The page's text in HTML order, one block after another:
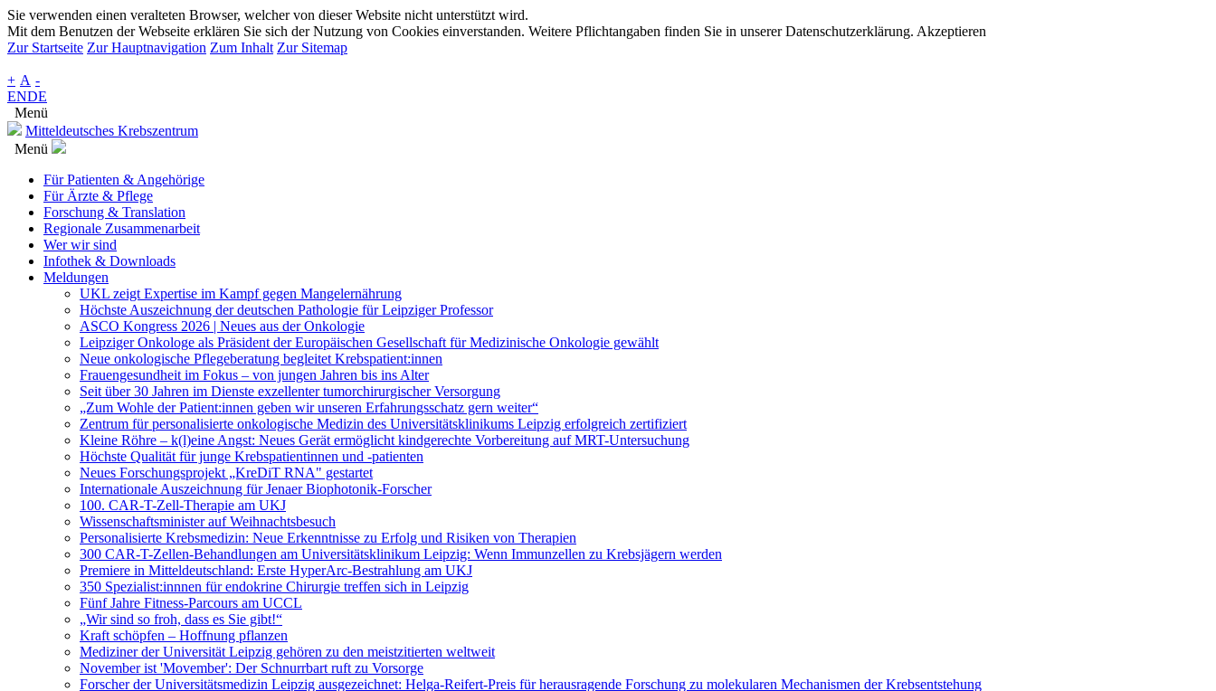
Sie verwenden einen veralteten Browser, welcher von dieser Website nicht unterstützt wird.
Mit dem Benutzen der Webseite erklären Sie sich der Nutzung von Cookies einverstanden. Weitere Pflichtangaben finden Sie in unserer Datenschutzerklärung. Akzeptieren
Zur Startseite Zur Hauptnavigation Zum Inhalt Zur Sitemap
+ A -
ENDE
Menü
Mitteldeutsches Krebszentrum
Menü
Für Patienten & Angehörige
Für Ärzte & Pflege
Forschung & Translation
Regionale Zusammenarbeit
Wer wir sind
Infothek & Downloads
Meldungen
UKL zeigt Expertise im Kampf gegen Mangelernährung
Höchste Auszeichnung der deutschen Pathologie für Leipziger Professor
ASCO Kongress 2026 | Neues aus der Onkologie
Leipziger Onkologe als Präsident der Europäischen Gesellschaft für Medizinische Onkologie gewählt
Neue onkologische Pflegeberatung begleitet Krebspatient:innen
Frauengesundheit im Fokus – von jungen Jahren bis ins Alter
Seit über 30 Jahren im Dienste exzellenter tumorchirurgischer Versorgung
„Zum Wohle der Patient:innen geben wir unseren Erfahrungsschatz gern weiter“
Zentrum für personalisierte onkologische Medizin des Universitätsklinikums Leipzig erfolgreich zertifiziert
Kleine Röhre – k(l)eine Angst: Neues Gerät ermöglicht kindgerechte Vorbereitung auf MRT-Untersuchung
Höchste Qualität für junge Krebspatientinnen und -patienten
Neues Forschungsprojekt „KreDiT RNA" gestartet
Internationale Auszeichnung für Jenaer Biophotonik-Forscher
100. CAR-T-Zell-Therapie am UKJ
Wissenschaftsminister auf Weihnachtsbesuch
Personalisierte Krebsmedizin: Neue Erkenntnisse zu Erfolg und Risiken von Therapien
300 CAR-T-Zellen-Behandlungen am Universitätsklinikum Leipzig: Wenn Immunzellen zu Krebsjägern werden
Premiere in Mitteldeutschland: Erste HyperArc-Bestrahlung am UKJ
350 Spezialist:innnen für endokrine Chirurgie treffen sich in Leipzig
Fünf Jahre Fitness-Parcours am UCCL
„Wir sind so froh, dass es Sie gibt!“
Kraft schöpfen – Hoffnung pflanzen
Mediziner der Universität Leipzig gehören zu den meistzitierten weltweit
November ist 'Movember': Der Schnurrbart ruft zu Vorsorge
Forscher der Universitätsmedizin Leipzig ausgezeichnet: Helga-Reifert-Preis für herausragende Forschung zu molekularen Mechanismen der Krebsentstehung